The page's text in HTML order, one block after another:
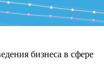
бизнеса в сфере